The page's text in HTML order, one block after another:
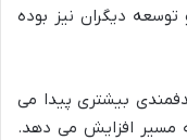
دیگران نیز بوده
بیشتری پیدا می
مسیر افزایش می دهد.